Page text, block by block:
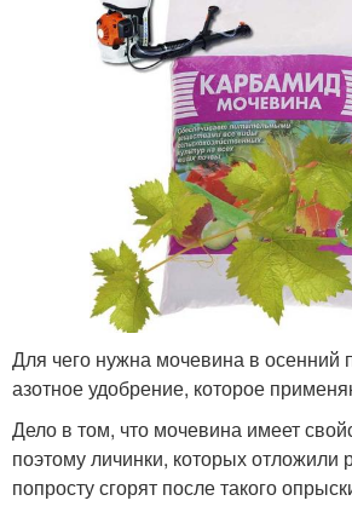
Для чего нужна мочевина в осенний
азотное удобрение, которое
Дело в том, что мочевина имеет
поэтому личинки, которых
попросту сгорят после такого